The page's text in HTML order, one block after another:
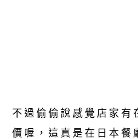
不過偷偷說感覺店家
價喔，這真是在日本餐